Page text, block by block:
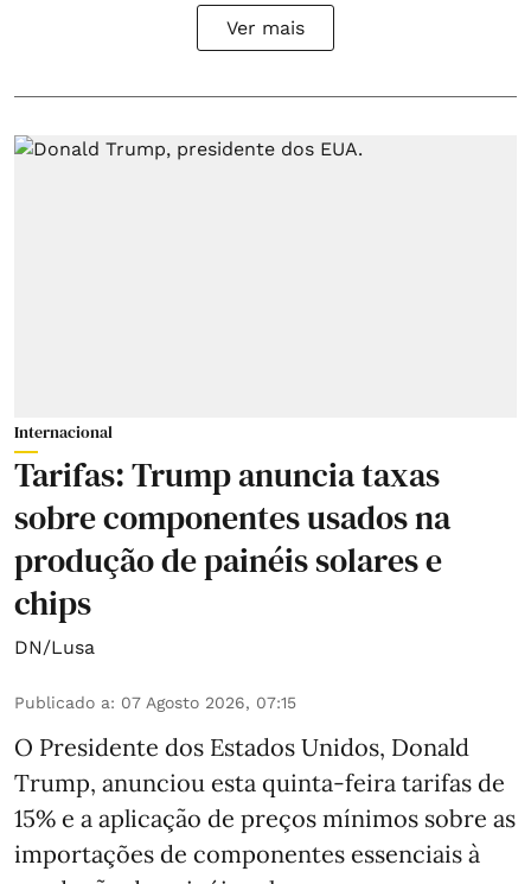
Ver mais
Internacional
Tarifas: Trump anuncia taxas
sobre componentes usados na
produção de painéis solares e
chips
DN/Lusa
Publicado a: 07 Agosto 2026, 07:15
O Presidente dos Estados Unidos, Donald
Trump, anunciou esta quinta-feira tarifas de
15% e a aplicação de preços mínimos sobre as
importações de componentes essenciais à